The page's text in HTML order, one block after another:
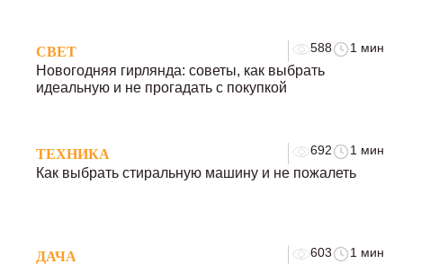
СВЕТ 588 1 мин
Новогодняя гирлянда: советы, как выбрать
идеальную и не прогадать с покупкой
ТЕХНИКА 692 1 мин
Как выбрать стиральную машину и не пожалеть
ДАЧА 603 1 мин